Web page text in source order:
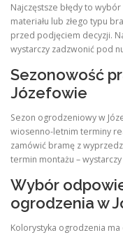
Najczęstsze błędy to
materiału lub złego typu
przed podjęciem decyzji.
wystarczy zadzwonić pod
Sezonowość
Józefowie
Sezon ogrodzeniowy w
wiosenno-letnim terminy
zamówić bramę z
termin montażu –
Wybór
ogrodzenia w
Kolorystyka ogrodzenia